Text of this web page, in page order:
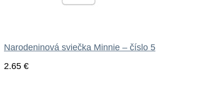
Narodeninová sviečka Minnie – číslo 5
2.65 €